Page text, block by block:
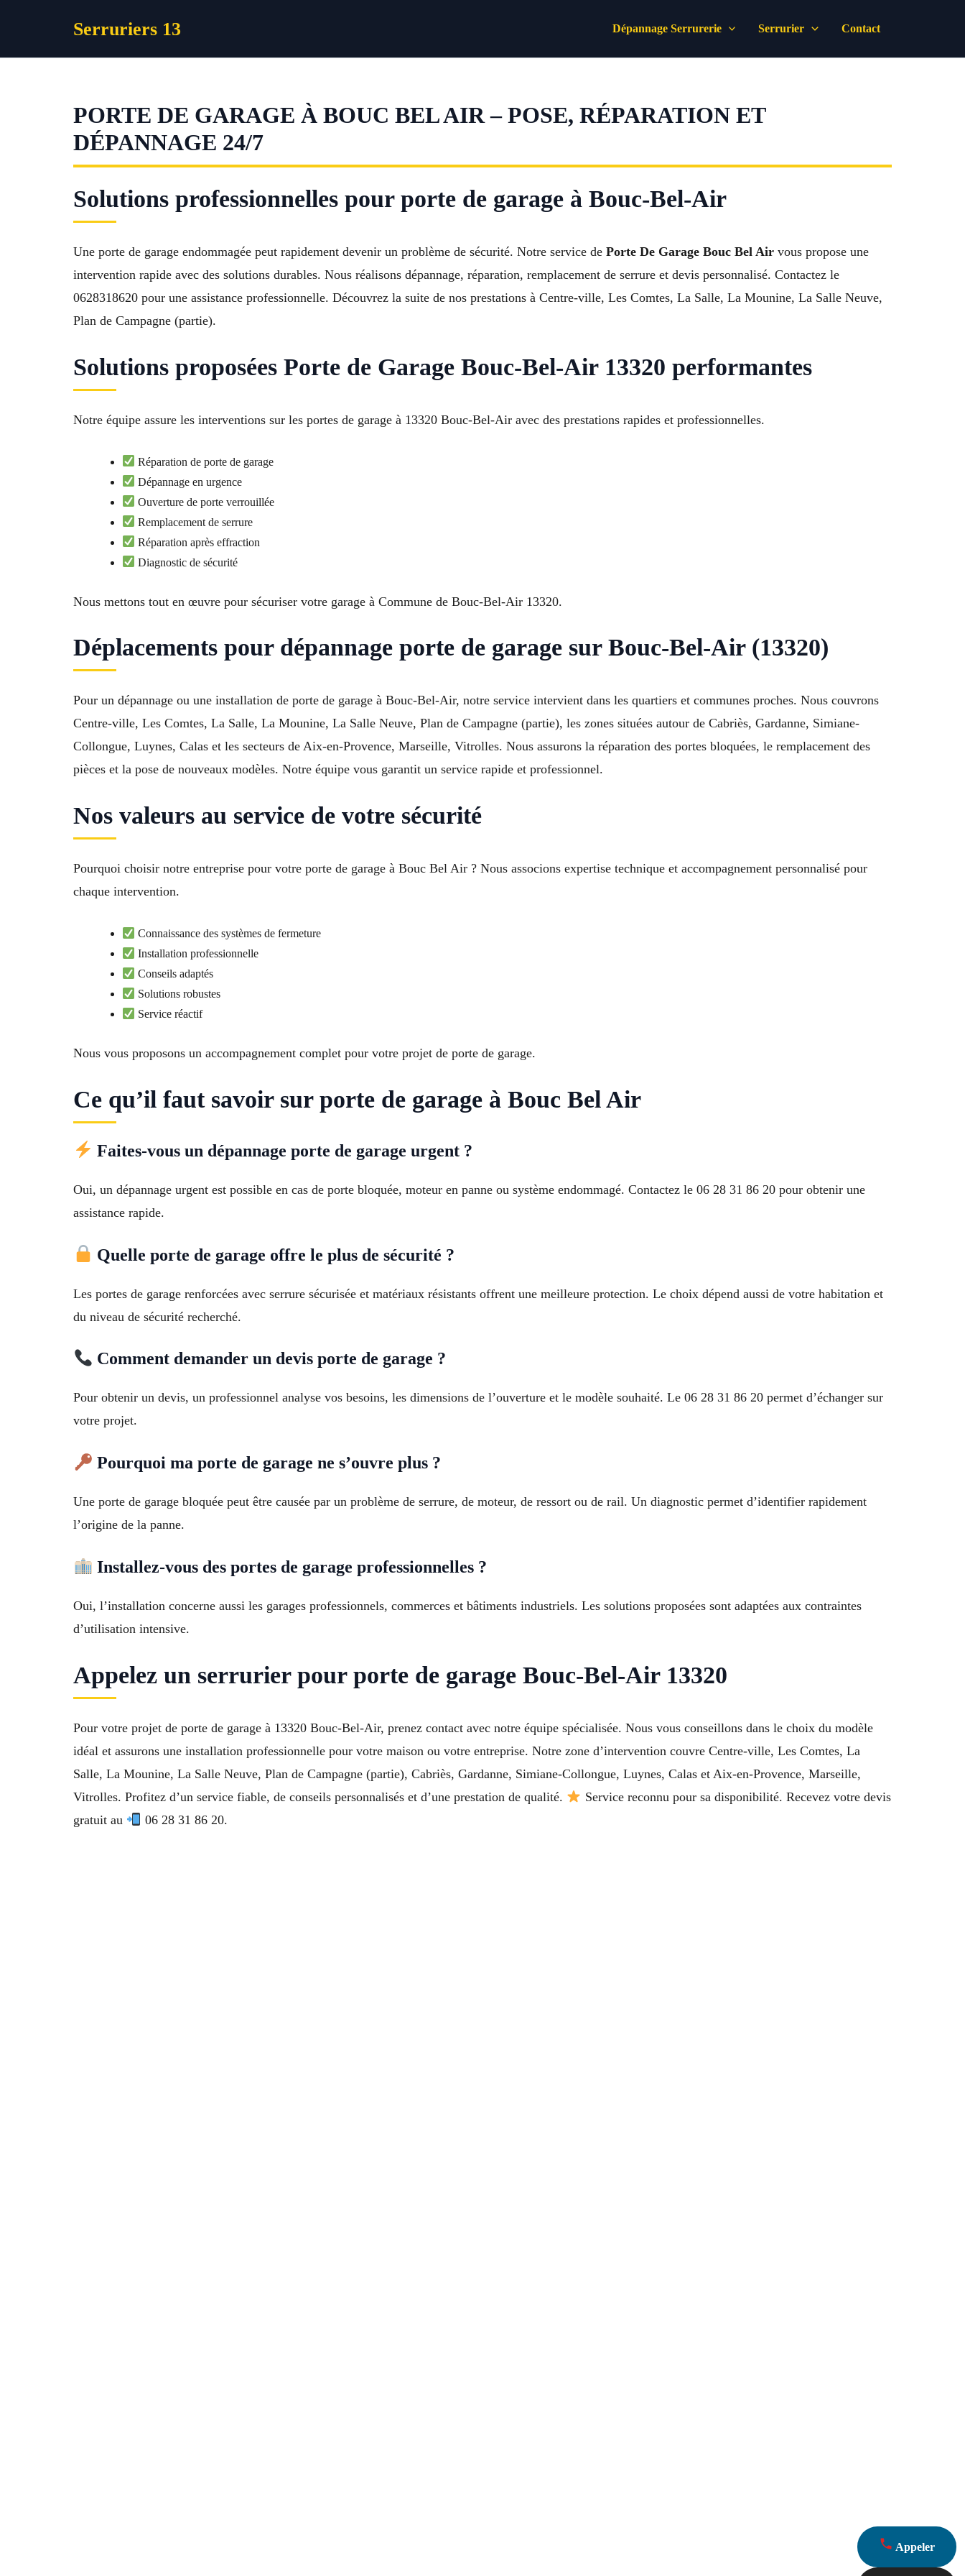
Serruriers 13 Dépannage Serrurerie Serrurier Contact
PORTE DE GARAGE À BOUC BEL AIR – POSE, RÉPARATION ET
DÉPANNAGE 24/7
Solutions professionnelles pour porte de garage à Bouc-Bel-Air
Une porte de garage endommagée peut rapidement devenir un problème de sécurité. Notre service de Porte De Garage Bouc Bel Air vous propose une
intervention rapide avec des solutions durables. Nous réalisons dépannage, réparation, remplacement de serrure et devis personnalisé. Contactez le
0628318620 pour une assistance professionnelle. Découvrez la suite de nos prestations à Centre-ville, Les Comtes, La Salle, La Mounine, La Salle Neuve,
Plan de Campagne (partie).
Solutions proposées Porte de Garage Bouc-Bel-Air 13320 performantes
Notre équipe assure les interventions sur les portes de garage à 13320 Bouc-Bel-Air avec des prestations rapides et professionnelles.
Réparation de porte de garage
Dépannage en urgence
Ouverture de porte verrouillée
Remplacement de serrure
Réparation après effraction
Diagnostic de sécurité
Nous mettons tout en œuvre pour sécuriser votre garage à Commune de Bouc-Bel-Air 13320.
Déplacements pour dépannage porte de garage sur Bouc-Bel-Air (13320)
Pour un dépannage ou une installation de porte de garage à Bouc-Bel-Air, notre service intervient dans les quartiers et communes proches. Nous couvrons
Centre-ville, Les Comtes, La Salle, La Mounine, La Salle Neuve, Plan de Campagne (partie), les zones situées autour de Cabriès, Gardanne, Simiane-
Collongue, Luynes, Calas et les secteurs de Aix-en-Provence, Marseille, Vitrolles. Nous assurons la réparation des portes bloquées, le remplacement des
pièces et la pose de nouveaux modèles. Notre équipe vous garantit un service rapide et professionnel.
Nos valeurs au service de votre sécurité
Pourquoi choisir notre entreprise pour votre porte de garage à Bouc Bel Air ? Nous associons expertise technique et accompagnement personnalisé pour
chaque intervention.
Connaissance des systèmes de fermeture
Installation professionnelle
Conseils adaptés
Solutions robustes
Service réactif
Nous vous proposons un accompagnement complet pour votre projet de porte de garage.
Ce qu’il faut savoir sur porte de garage à Bouc Bel Air
Faites-vous un dépannage porte de garage urgent ?
Oui, un dépannage urgent est possible en cas de porte bloquée, moteur en panne ou système endommagé. Contactez le 06 28 31 86 20 pour obtenir une
assistance rapide.
Quelle porte de garage offre le plus de sécurité ?
Les portes de garage renforcées avec serrure sécurisée et matériaux résistants offrent une meilleure protection. Le choix dépend aussi de votre habitation et
du niveau de sécurité recherché.
Comment demander un devis porte de garage ?
Pour obtenir un devis, un professionnel analyse vos besoins, les dimensions de l’ouverture et le modèle souhaité. Le 06 28 31 86 20 permet d’échanger sur
votre projet.
Pourquoi ma porte de garage ne s’ouvre plus ?
Une porte de garage bloquée peut être causée par un problème de serrure, de moteur, de ressort ou de rail. Un diagnostic permet d’identifier rapidement
l’origine de la panne.
Installez-vous des portes de garage professionnelles ?
Oui, l’installation concerne aussi les garages professionnels, commerces et bâtiments industriels. Les solutions proposées sont adaptées aux contraintes
d’utilisation intensive.
Appelez un serrurier pour porte de garage Bouc-Bel-Air 13320
Pour votre projet de porte de garage à 13320 Bouc-Bel-Air, prenez contact avec notre équipe spécialisée. Nous vous conseillons dans le choix du modèle
idéal et assurons une installation professionnelle pour votre maison ou votre entreprise. Notre zone d’intervention couvre Centre-ville, Les Comtes, La
Salle, La Mounine, La Salle Neuve, Plan de Campagne (partie), Cabriès, Gardanne, Simiane-Collongue, Luynes, Calas et Aix-en-Provence, Marseille,
Vitrolles. Profitez d’un service fiable, de conseils personnalisés et d’une prestation de qualité.
Service reconnu pour sa disponibilité. Recevez votre devis
gratuit au
06 28 31 86 20.
Appeler